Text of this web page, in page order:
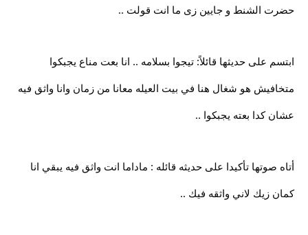
حضرت الشنط و جايين زى ما انت قولت ..
ابتسم على حديثها قائلاً: تيجوا بسلامه .. انا بعت مناع يجبكوا
متخافيش هو شغال هنا في بيت العيله معانا من زمان وانا واثق فيه
عشان كدا بعته يجبكوا ..
أتاه صوتها تأكيدا على حديثه قائله : ماداما انت واثق فيه يبقي انا
كمان زيك لاني واثقه فيك ..